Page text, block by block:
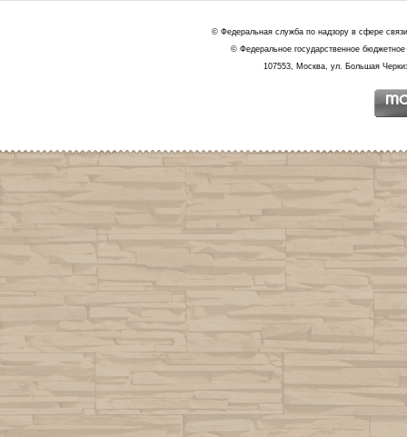
© Федеральная служба по надзору в сфере
© Федеральное государственное
107553, Москва, ул. Большая